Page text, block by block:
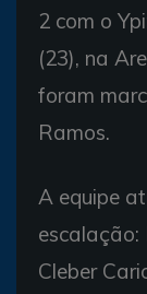
2 com o
(23), na
foram
Ramos.
A equipe
escalação:
Cleber